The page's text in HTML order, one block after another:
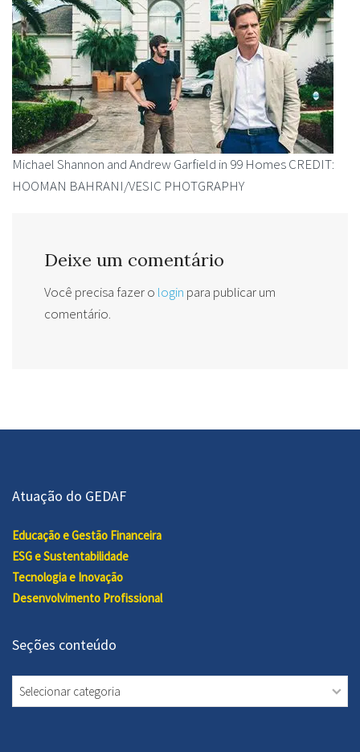
Michael Shannon and Andrew Garfield in 99 Homes CREDIT:
HOOMAN BAHRANI/VESIC PHOTGRAPHY
Deixe um comentário
Você precisa fazer o login para publicar um
comentário.
Atuação do GEDAF
Educação e Gestão Financeira
ESG e Sustentabilidade
Tecnologia e Inovação
Desenvolvimento Profissional
Seções conteúdo
Seções
conteúdo